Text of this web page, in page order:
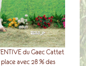
du Gaec Cattet
place avec 28 % des